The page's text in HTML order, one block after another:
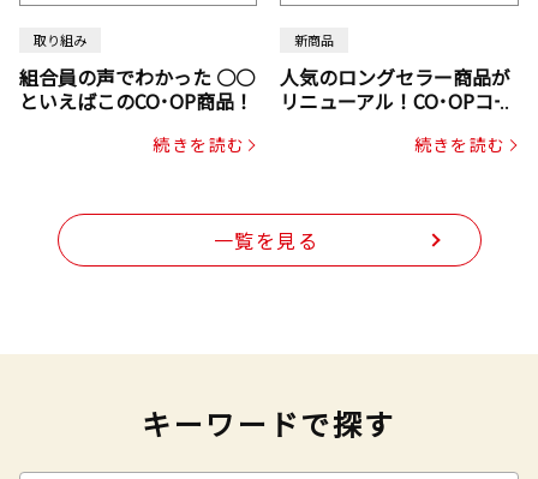
取り組み
組合員の声でわかった ○○
といえばこのCO･OP商品！
続きを読む
新商品
人気のロングセラー商品が
リニューアル！CO･OPコー
続きを読む
一覧を見る
キーワードで探す